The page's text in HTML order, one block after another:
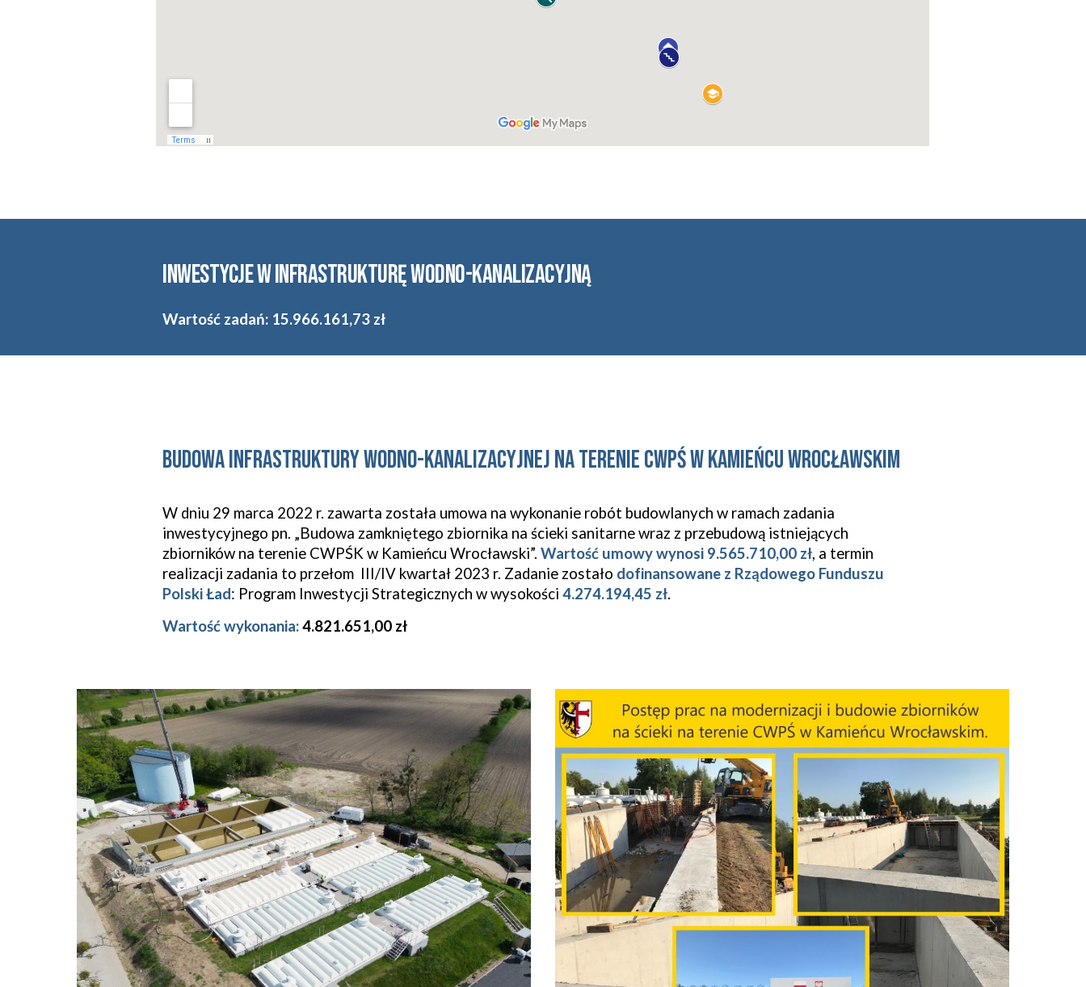
inwestycje w infrastrukturę wodno-kanalizacyjną
Wartość zadań: 15.966.161,73 zł
Budowa infrastruktury wodno-kanalizacyjnej na terenie CWPŚ w Kamieńcu Wrocławskim
W dniu 29 marca 2022 r. zawarta została umowa na wykonanie robót budowlanych w ramach zadania
inwestycyjnego pn. „Budowa zamkniętego zbiornika na ścieki sanitarne wraz z przebudową istniejących
zbiorników na terenie CWPŚK w Kamieńcu Wrocławski”.Wartość umowy wynosi 9.565.710,00 zł, a termin
realizacji zadania to przełom III/IV kwartał 2023 r. Zadanie zostało dofinansowane z Rządowego Funduszu
Polski Ład: Program Inwestycji Strategicznych w wysokości4.274.194,45 zł.
Wartość wykonania:4.821.651,00 zł